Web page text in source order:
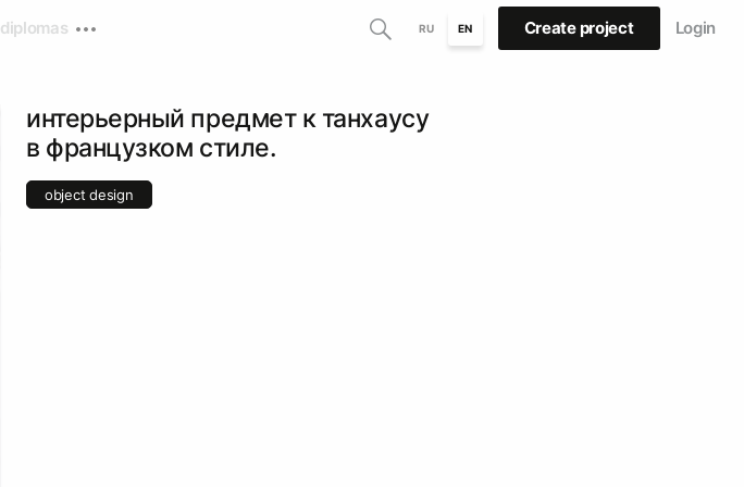
diplomas RU EN Create project Login
интерьерный предмет к танхаусу
в французком стиле.
object design